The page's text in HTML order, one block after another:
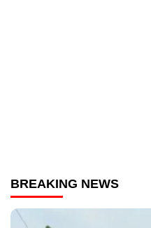
BREAKING NEWS